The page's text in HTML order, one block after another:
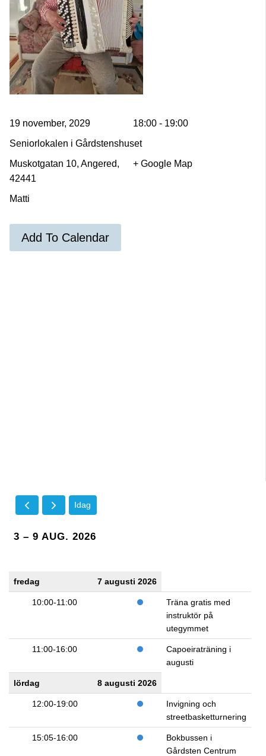
19 november, 2029
18:00 - 19:00
Seniorlokalen i Gårdstenshuset
Muskotgatan 10, Angered,
42441
+ Google Map
Matti
Add To Calendar
Idag
3 – 9 AUG. 2026
fredag 7 augusti 2026
10:00-11:00
Träna gratis med
instruktör på
utegymmet
11:00-16:00
Capoeiraträning i
augusti
lördag 8 augusti 2026
12:00-19:00
Invigning och
streetbasketturnering
15:05-16:00
Bokbussen i
Gårdsten Centrum